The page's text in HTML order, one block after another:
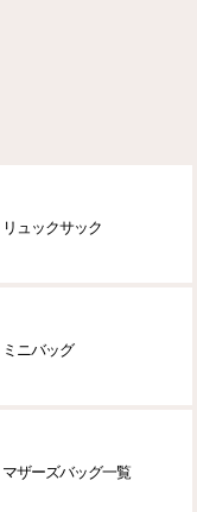
リュックサック
ミニバッグ
マザーズバッグ一覧